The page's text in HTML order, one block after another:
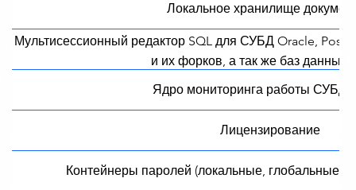
Локальное хранилище
Мультисессионный редактор SQL для СУБД Oracle,
и их форков, а так же баз данных
Ядро мониторинга работы СУБД
Лицензирование
Контейнеры паролей (локальные, глобальные)